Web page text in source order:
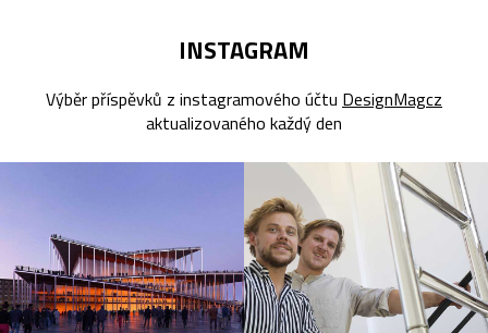
INSTAGRAM
Výběr příspěvků z instagramového účtu DesignMagcz
aktualizovaného každý den